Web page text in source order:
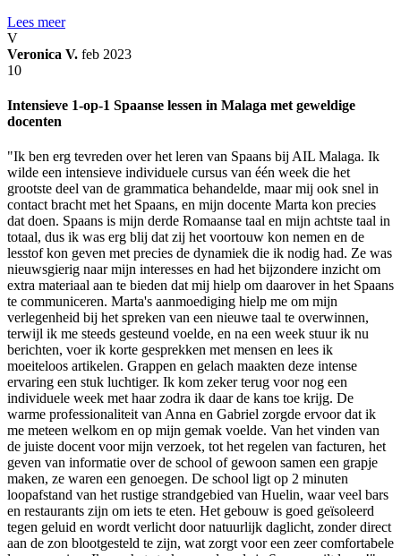
Lees meer
V
Veronica V. feb 2023
10
Intensieve 1-op-1 Spaanse lessen in Malaga met geweldige
docenten
"Ik ben erg tevreden over het leren van Spaans bij AIL Malaga. Ik
wilde een intensieve individuele cursus van één week die het
grootste deel van de grammatica behandelde, maar mij ook snel in
contact bracht met het Spaans, en mijn docente Marta kon precies
dat doen. Spaans is mijn derde Romaanse taal en mijn achtste taal in
totaal, dus ik was erg blij dat zij het voortouw kon nemen en de
lesstof kon geven met precies de dynamiek die ik nodig had. Ze was
nieuwsgierig naar mijn interesses en had het bijzondere inzicht om
extra materiaal aan te bieden dat mij hielp om daarover in het Spaans
te communiceren. Marta's aanmoediging hielp me om mijn
verlegenheid bij het spreken van een nieuwe taal te overwinnen,
terwijl ik me steeds gesteund voelde, en na een week stuur ik nu
berichten, voer ik korte gesprekken met mensen en lees ik
moeiteloos artikelen. Grappen en gelach maakten deze intense
ervaring een stuk luchtiger. Ik kom zeker terug voor nog een
individuele week met haar zodra ik daar de kans toe krijg. De
warme professionaliteit van Anna en Gabriel zorgde ervoor dat ik
me meteen welkom en op mijn gemak voelde. Van het vinden van
de juiste docent voor mijn verzoek, tot het regelen van facturen, het
geven van informatie over de school of gewoon samen een grapje
maken, ze waren een genoegen. De school ligt op 2 minuten
loopafstand van het rustige strandgebied van Huelin, waar veel bars
en restaurants zijn om iets te eten. Het gebouw is goed geïsoleerd
tegen geluid en wordt verlicht door natuurlijk daglicht, zonder direct
aan de zon blootgesteld te zijn, wat zorgt voor een zeer comfortabele